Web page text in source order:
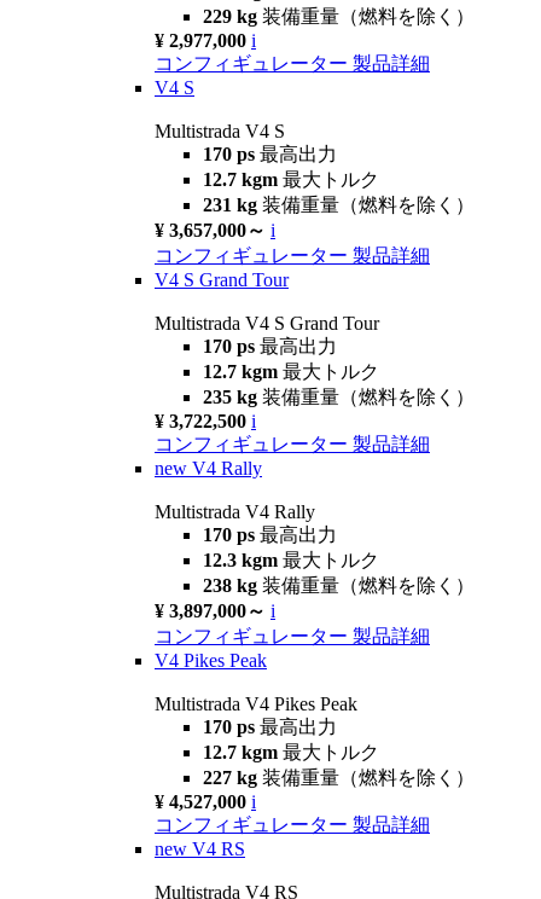
229 kg 装備重量（燃料を除く）
¥ 2,977,000 i
コンフィギュレーター 製品詳細
V4 S
Multistrada V4 S
170 ps 最高出力
12.7 kgm 最大トルク
231 kg 装備重量（燃料を除く）
¥ 3,657,000～ i
コンフィギュレーター 製品詳細
V4 S Grand Tour
Multistrada V4 S Grand Tour
170 ps 最高出力
12.7 kgm 最大トルク
235 kg 装備重量（燃料を除く）
¥ 3,722,500 i
コンフィギュレーター 製品詳細
new V4 Rally
Multistrada V4 Rally
170 ps 最高出力
12.3 kgm 最大トルク
238 kg 装備重量（燃料を除く）
¥ 3,897,000～ i
コンフィギュレーター 製品詳細
V4 Pikes Peak
Multistrada V4 Pikes Peak
170 ps 最高出力
12.7 kgm 最大トルク
227 kg 装備重量（燃料を除く）
¥ 4,527,000 i
コンフィギュレーター 製品詳細
new V4 RS
Multistrada V4 RS